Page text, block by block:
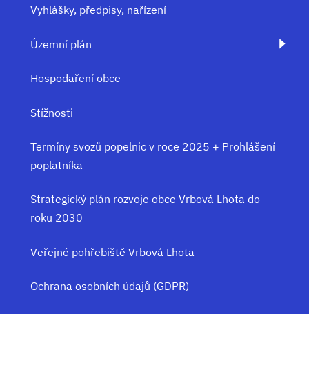
Vyhlášky, předpisy, nařízení
Územní plán
Hospodaření obce
Stížnosti
Termíny svozů popelnic v roce 2025 + Prohlášení
poplatníka
Strategický plán rozvoje obce Vrbová Lhota do
roku 2030
Veřejné pohřebiště Vrbová Lhota
Ochrana osobních údajů (GDPR)